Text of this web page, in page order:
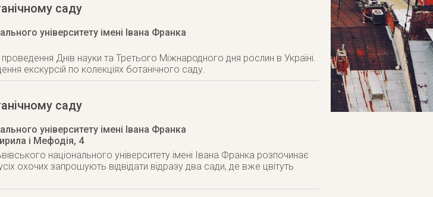
саду
університету імені Івана Франка
Днів науки та Третього Міжнародного дня рослин в Україні.
екскурсій по колекціях ботанічного саду.
саду
університету імені Івана Франка
і Мефодія, 4
національного університету імені Івана Франка розпочинає
охочих запрошують відвідати відразу два сади, де вже цвітуть